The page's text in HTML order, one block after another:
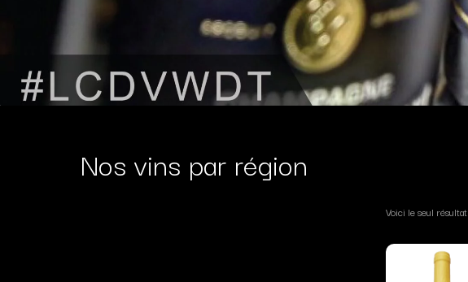
Nos vins par région
Voici le seul résultat